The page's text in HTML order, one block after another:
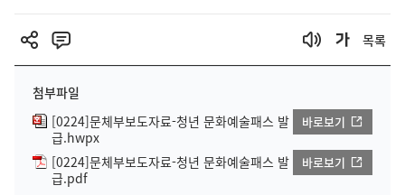
목록
첨부파일
[0224]문체부보도자료-청년 문화예술패스 발
급.hwpx
바로보기
[0224]문체부보도자료-청년 문화예술패스 발
급.pdf
바로보기